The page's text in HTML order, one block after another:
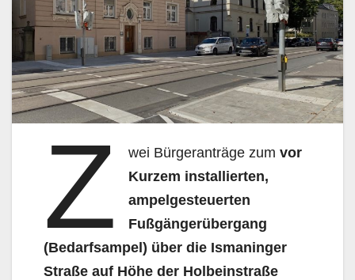
Z wei Bürgeranträge zumvor
Kurzem installierten,
ampelgesteuerten
Fußgängerübergang
(Bedarfsampel) über die Ismaninger
Straße auf Höhe der Holbeinstraße